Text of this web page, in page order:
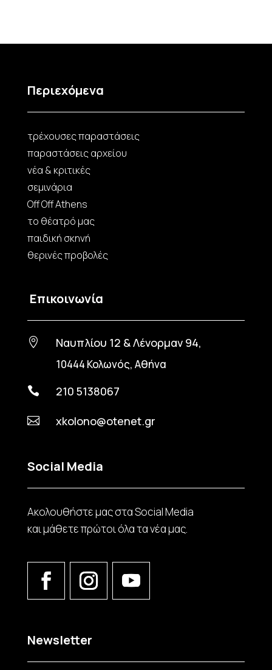
Περιεχόμενα
τρέχουσες παραστάσεις
παραστάσεις αρχείου
νέα & κριτικές
σεμινάρια
Off Off Athens
το θέατρό μας
παιδική σκηνή
θερινές προβολές
Επικοινωνία
 Ναυπλίου 12 & Λένορμαν 94,
10444 Κολωνός, Αθήνα
 210 5138067
 xkolono@otenet.gr
Social Media
Ακολουθήστε μας στα Social Media
και μάθετε πρώτοι όλα τα νέα μας.
Newsletter